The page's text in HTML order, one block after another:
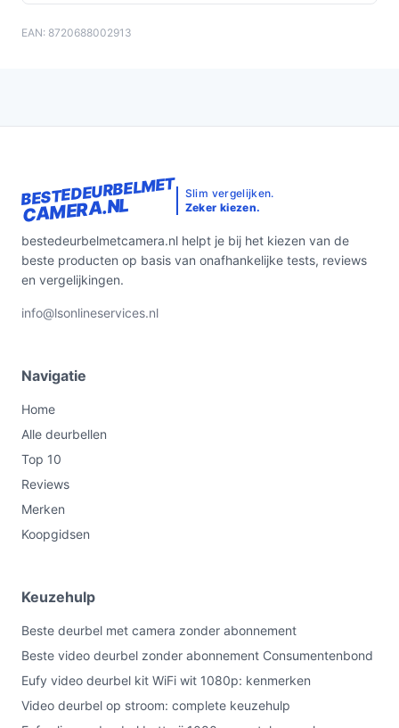
EAN: 8720688002913
BESTEDEURBELMET
CAMERA.NL
Slim vergelijken.
Zeker kiezen.
bestedeurbelmetcamera.nl helpt je bij het kiezen van de
beste producten op basis van onafhankelijke tests, reviews
en vergelijkingen.
info@lsonlineservices.nl
Navigatie
Home
Alle deurbellen
Top 10
Reviews
Merken
Koopgidsen
Keuzehulp
Beste deurbel met camera zonder abonnement
Beste video deurbel zonder abonnement Consumentenbond
Eufy video deurbel kit WiFi wit 1080p: kenmerken
Video deurbel op stroom: complete keuzehulp